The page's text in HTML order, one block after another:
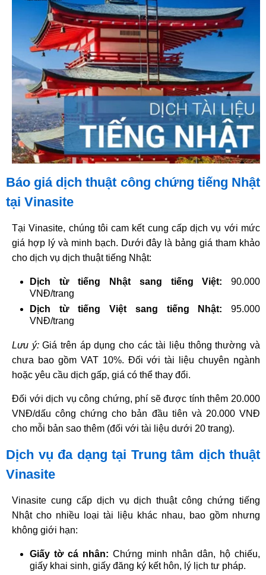
Báo giá dịch thuật công chứng tiếng Nhật
tại Vinasite
Tại Vinasite, chúng tôi cam kết cung cấp dịch vụ với mức
giá hợp lý và minh bạch. Dưới đây là bảng giá tham khảo
cho dịch vụ dịch thuật tiếng Nhật:
Dịch từ tiếng Nhật sang tiếng Việt: 90.000
VNĐ/trang​
Dịch từ tiếng Việt sang tiếng Nhật: 95.000
VNĐ/trang​
Lưu ý:Giá trên áp dụng cho các tài liệu thông thường và
chưa bao gồm VAT 10%. Đối với tài liệu chuyên ngành
hoặc yêu cầu dịch gấp, giá có thể thay đổi.
Đối với dịch vụ công chứng, phí sẽ được tính thêm 20.000
VNĐ/dấu công chứng cho bản đầu tiên và 20.000 VNĐ
cho mỗi bản sao thêm (đối với tài liệu dưới 20 trang). ​
Dịch vụ đa dạng tại Trung tâm dịch thuật
Vinasite
Vinasite cung cấp dịch vụ dịch thuật công chứng tiếng
Nhật cho nhiều loại tài liệu khác nhau, bao gồm nhưng
không giới hạn:
Giấy tờ cá nhân: Chứng minh nhân dân, hộ chiếu,
giấy khai sinh, giấy đăng ký kết hôn, lý lịch tư pháp.​